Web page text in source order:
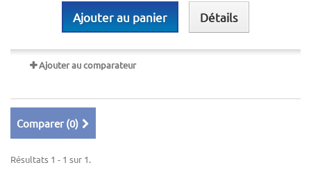
Ajouter au panier Détails
Ajouter au comparateur
Comparer (0)
Résultats 1 - 1 sur 1.